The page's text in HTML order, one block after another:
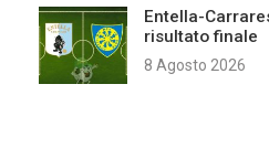
Entella-
risultato finale
8 Agosto 2026